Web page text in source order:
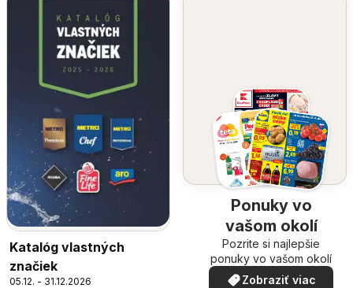
Katalóg vlastných
značiek
05.12. - 31.12.2026
Ponuky vo
vašom okolí
Pozrite si najlepšie
ponuky vo vašom okolí
Zobraziť viac